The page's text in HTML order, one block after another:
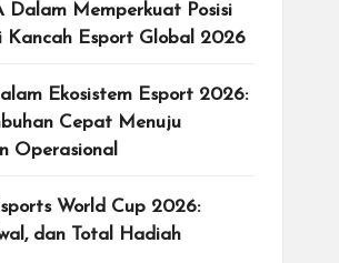
Dalam Memperkuat Posisi
Kancah Esport Global 2026
Ekosistem Esport 2026:
Cepat Menuju
Operasional
World Cup 2026:
dan Total Hadiah